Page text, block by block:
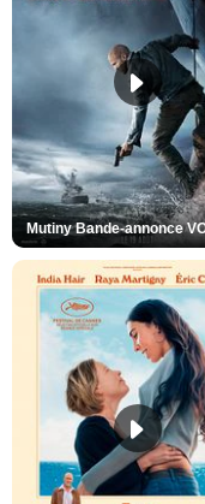
Mutiny Bande-annonce